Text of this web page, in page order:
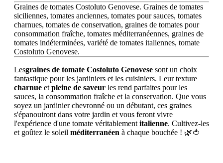
Graines de tomates Costoluto Genovese. Graines de tomates
siciliennes, tomates anciennes, tomates pour sauces, tomates
charnues, tomates de conservation, graines de tomates pour
consommation fraîche, tomates méditerranéennes, graines de
tomates indéterminées, variété de tomates italiennes, tomate
Costoluto Genovese.
Lesgraines de tomate Costoluto Genovese sont un choix
fantastique pour les jardiniers et les cuisiniers. Leur texture
charnue et pleine de saveur les rend parfaites pour les
sauces, la consommation fraîche et la conservation. Que vous
soyez un jardinier chevronné ou un débutant, ces graines
s'épanouiront dans votre jardin et vous feront vivre
l'expérience d'une tomate véritablement italienne. Cultivez-les
et goûtez le soleil méditerranéen à chaque bouchée ! 🌿🍅